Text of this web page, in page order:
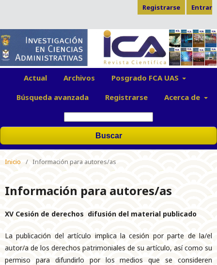
Actual Archivos
Posgrado FCA UAS
Búsqueda avanzada
Registrarse Acerca de
Buscar
Registrarse Entrar
Inicio / Información para autores/as
Información para autores/as
XV Cesión de derechos difusión del material publicado
La publicación del artículo implica la cesión por parte de la/el
autor/a de los derechos patrimoniales de su artículo, así como su
permiso para difundirlo por los medios que se consideren